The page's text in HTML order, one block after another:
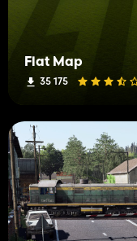
Flat Map
35 175